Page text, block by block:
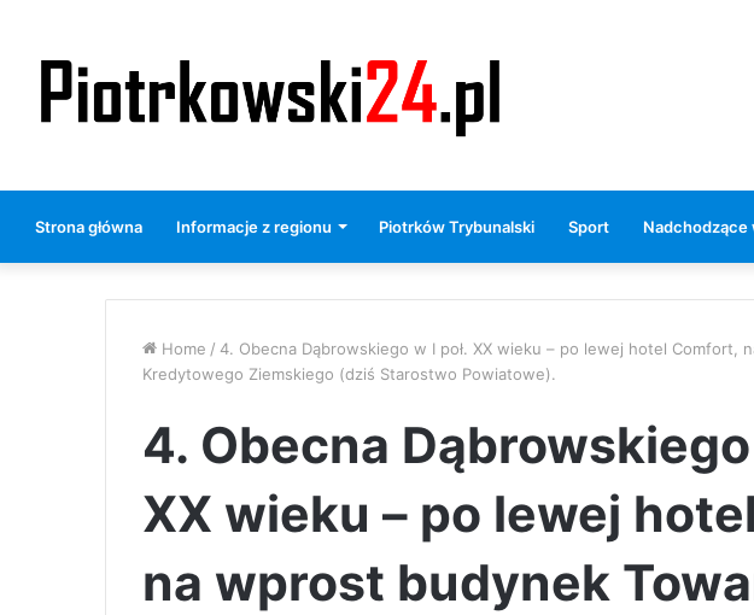
Strona główna Informacje z regionu Piotrków Trybunalski Sport Nadchodzące
Home / 4. Obecna Dąbrowskiego w I poł. XX wieku – po lewej hotel Comfort,
Kredytowego Ziemskiego (dziś Starostwo Powiatowe).
4. Obecna Dąbrowskiego
XX wieku – po lewej
na wprost budynek